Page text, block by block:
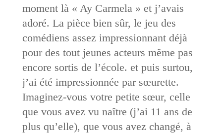
moment là « Ay Carmela » et j’avais
adoré. La pièce bien sûr, le jeu des
comédiens assez impressionnant déjà
pour des tout jeunes acteurs même pas
encore sortis de l’école. et puis surtou,
j’ai été impressionnée par sœurette.
Imaginez-vous votre petite sœur, celle
que vous avez vu naître (j’ai 11 ans de
plus qu’elle), que vous avez changé, à